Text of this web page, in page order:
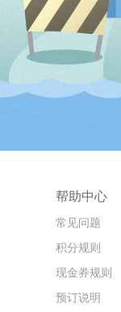
帮助中心
常见问题
积分规则
现金券规则
预订说明